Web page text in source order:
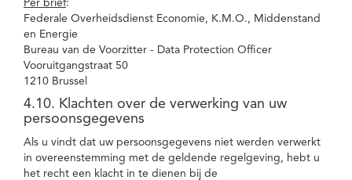
Per brief:
Federale Overheidsdienst Economie, K.M.O., Middenstand
en Energie
Bureau van de Voorzitter - Data Protection Officer
Vooruitgangstraat 50
1210 Brussel
4.10. Klachten over de verwerking van uw
persoonsgegevens
Als u vindt dat uw persoonsgegevens niet werden verwerkt
in overeenstemming met de geldende regelgeving, hebt u
het recht een klacht in te dienen bij de